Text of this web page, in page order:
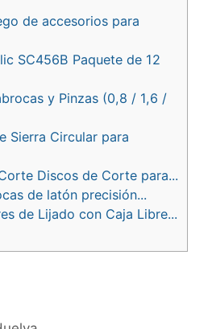
de accesorios para
SC456B Paquete de 12
y Pinzas (0,8 / 1,6 /
Sierra Circular para
Discos de Corte para...
de latón precisión...
de Lijado con Caja Libre...